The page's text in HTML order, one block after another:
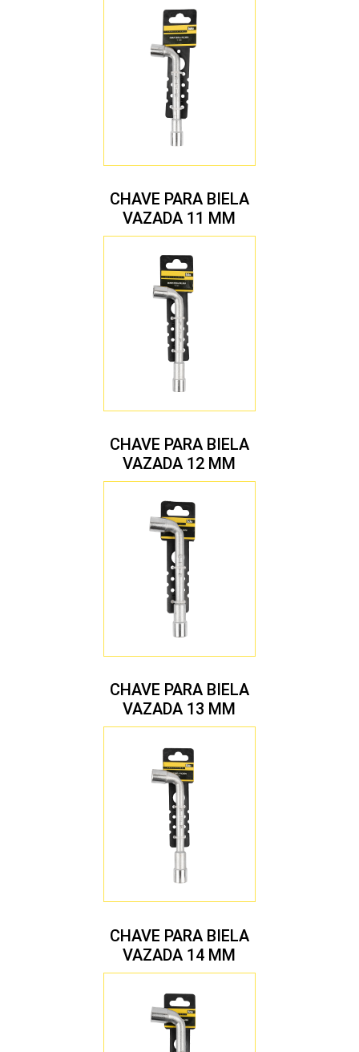
CHAVE PARA BIELA
VAZADA 11 MM
CHAVE PARA BIELA
VAZADA 12 MM
CHAVE PARA BIELA
VAZADA 13 MM
CHAVE PARA BIELA
VAZADA 14 MM